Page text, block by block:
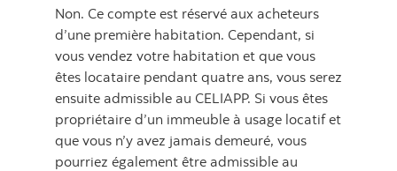
Non. Ce compte est réservé aux acheteurs
d’une première habitation. Cependant, si
vous vendez votre habitation et que vous
êtes locataire pendant quatre ans, vous serez
ensuite admissible au CELIAPP. Si vous êtes
propriétaire d’un immeuble à usage locatif et
que vous n’y avez jamais demeuré, vous
pourriez également être admissible au